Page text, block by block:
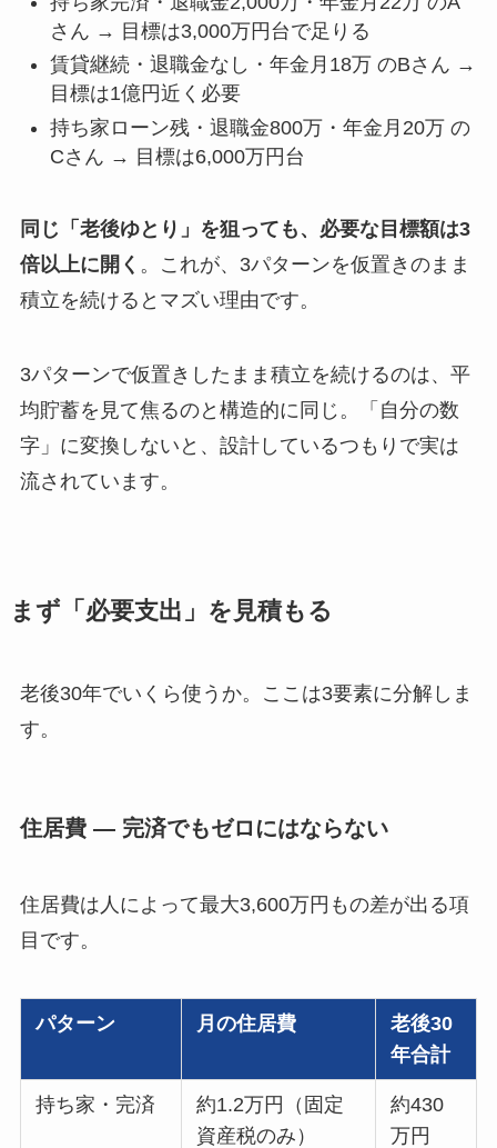
さん → 目標は3,000万円台で足りる
賃貸継続・退職金なし・年金月18万 のBさん →
目標は1億円近く必要
持ち家ローン残・退職金800万・年金月20万 の
Cさん → 目標は6,000万円台
同じ「老後ゆとり」を狙っても、必要な目標額は3
倍以上に開く 。これが、3パターンを仮置きのまま
積立を続けるとマズい理由です。
3パターンで仮置きしたまま積立を続けるのは、平
均貯蓄を見て焦るのと構造的に同じ。「自分の数
字」に変換しないと、設計しているつもりで実は
流されています。
まず「必要支出」を見積もる
老後30年でいくら使うか。ここは3要素に分解しま
す。
住居費 — 完済でもゼロにはならない
住居費は人によって最大3,600万円もの差が出る項
目です。
パターン 月の住居費
老後30
年合計
持ち家・完済
約1.2万円（固定
資産税のみ）
約430
万円